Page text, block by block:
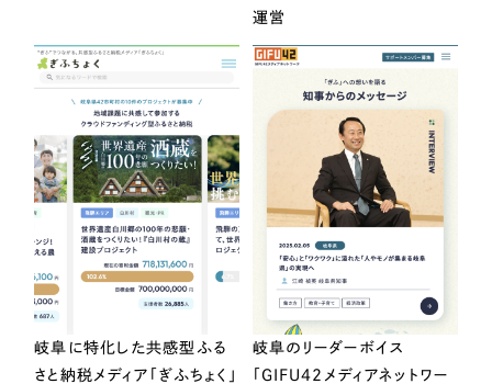
運営
岐阜に特化した共感型ふる
さと納税メディア「ぎふちょく」
岐阜のリーダーボイス
「GIFU42メディアネットワー